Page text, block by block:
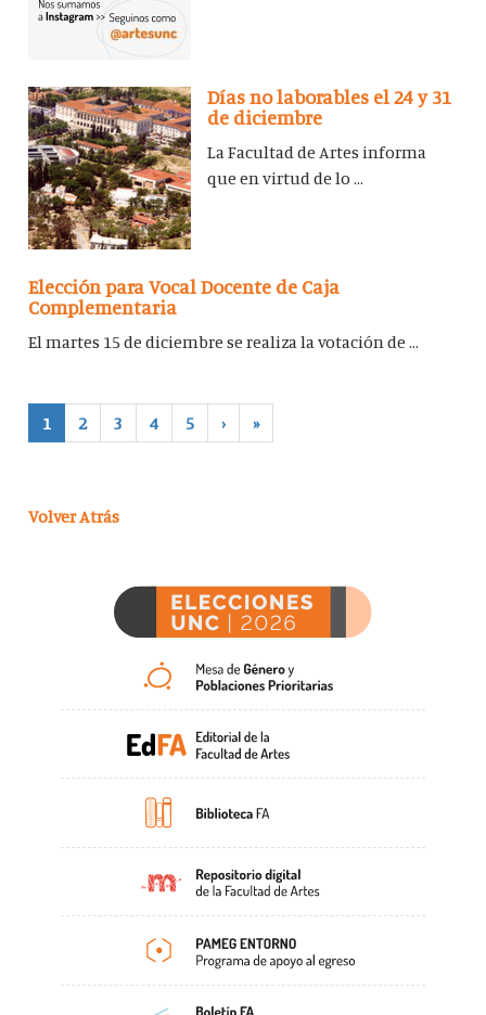
Días no laborables el 24 y 31
de diciembre
La Facultad de Artes informa
que en virtud de lo ...
Elección para Vocal Docente de Caja
Complementaria​
El martes 15 de diciembre se realiza la votación de ...
1 2 3 4 5 › »
Volver Atrás